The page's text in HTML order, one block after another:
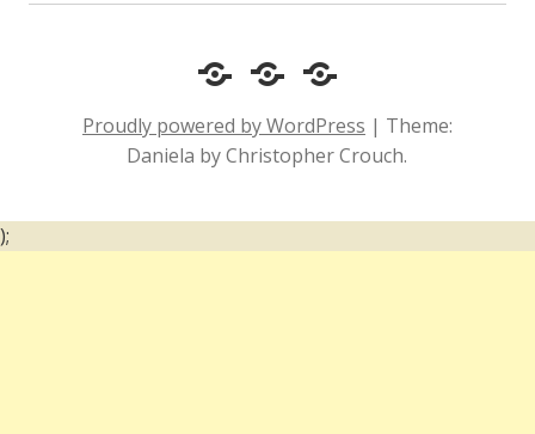
Cotidiano
Comportamento
Inclusão
e
Acessibilidade
Diário
um
surdo
Proudly powered by WordPress | Theme:
Daniela by Christopher Crouch.
);